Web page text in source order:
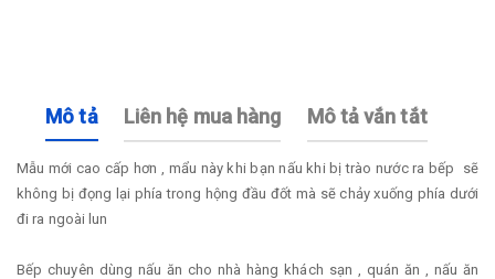
Mô tả Liên hệ mua hàng Mô tả vắn tắt
Mẫu mới cao cấp hơn , mẩu này khi bạn nấu khi bị trào nước ra bếp sẽ
không bị đọng lại phía trong hộng đầu đốt mà sẽ chảy xuống phía dưới
đi ra ngoài lun
Bếp chuyên dùng nấu ăn cho nhà hàng khách sạn , quán ăn , nấu ăn